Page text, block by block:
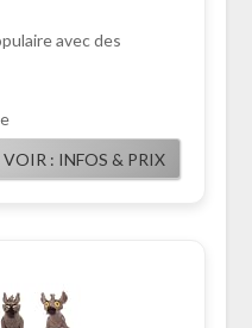
avec des
VOIR : INFOS & PRIX